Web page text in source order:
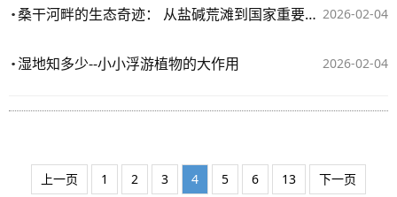
2026-02-04
桑干河畔的生态奇迹： 从盐碱荒滩到国家重要湿地的逆袭之路
2026-02-04
湿地知多少--小小浮游植物的大作用
上一页 1 2 3 4 5 6 13 下一页